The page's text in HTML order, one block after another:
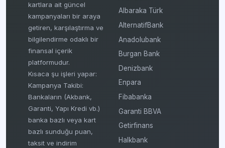
kartlara ait güncel
kampanyaları bir araya
getiren, karşılaştırma ve
bilgilendirme odaklı bir
finansal içerik
platformudur.
Kısaca şu işleri yapar:
Kampanya Takibi:
Bankaların (Akbank,
Garanti, Yapı Kredi vb.)
banka bazlı veya kart
bazlı sunduğu puan,
taksit ve indirim
Albaraka Türk
AlternatifBank
Anadolubank
Burgan Bank
Denizbank
Enpara
Fibabanka
Garanti BBVA
Getirfinans
Halkbank